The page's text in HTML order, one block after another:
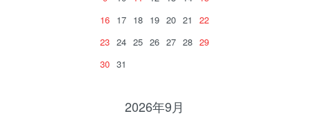
16 17 18 19 20 21
22
23 24 25 26 27 28 29
30 31
2026年9月